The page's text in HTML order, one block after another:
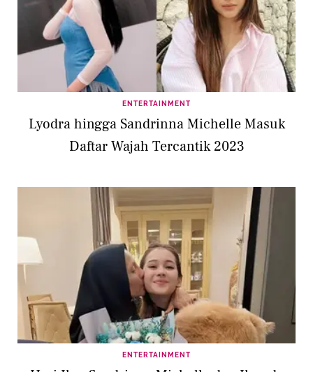
ENTERTAINMENT
Lyodra hingga Sandrinna Michelle Masuk
Daftar Wajah Tercantik 2023
ENTERTAINMENT